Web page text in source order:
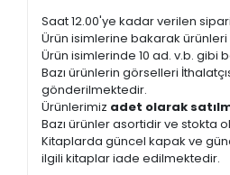
Saat 12.00'ye kadar verilen
Ürün isimlerine bakarak ürünleri
Ürün isimlerinde 10 ad. v.b. gibi
Bazı ürünlerin görselleri
gönderilmektedir.
Ürünlerimiz adet olarak
Bazı ürünler asortidir ve
Kitaplarda güncel kapak ve
ilgili kitaplar iade edilmektedir.